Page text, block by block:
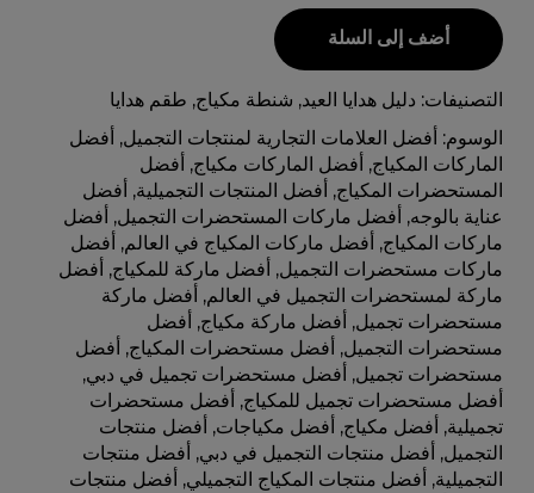
أضف إلى السلة
التصنيفات: دليل هدايا العيد, شنطة مكياج, طقم هدايا
الوسوم: أفضل العلامات التجارية لمنتجات التجميل, أفضل
الماركات المكياج, أفضل الماركات مكياج, أفضل
المستحضرات المكياج, أفضل المنتجات التجميلية, أفضل
عناية بالوجه, أفضل ماركات المستحضرات التجميل, أفضل
ماركات المكياج, أفضل ماركات المكياج في العالم, أفضل
ماركات مستحضرات التجميل, أفضل ماركة للمكياج, أفضل
ماركة لمستحضرات التجميل في العالم, أفضل ماركة
مستحضرات تجميل, أفضل ماركة مكياج, أفضل
مستحضرات التجميل, أفضل مستحضرات المكياج, أفضل
مستحضرات تجميل, أفضل مستحضرات تجميل في دبي,
أفضل مستحضرات تجميل للمكياج, أفضل مستحضرات
تجميلية, أفضل مكياج, أفضل مكياجات, أفضل منتجات
التجميل, أفضل منتجات التجميل في دبي, أفضل منتجات
التجميلية, أفضل منتجات المكياج التجميلي, أفضل منتجات